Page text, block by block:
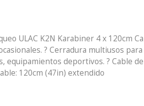
ULAC K2N Karabiner 4 x 120cm
? Cerradura multiusos
equipamientos deportivos. ? Cable
120cm (47in) extendido